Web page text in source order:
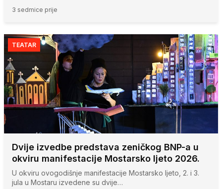
3 sedmice prije
TEATAR
Dvije izvedbe predstava zeničkog BNP-a u
okviru manifestacije Mostarsko ljeto 2026.
U okviru ovogodišnje manifestacije Mostarsko ljeto, 2. i 3.
jula u Mostaru izvedene su dvije…